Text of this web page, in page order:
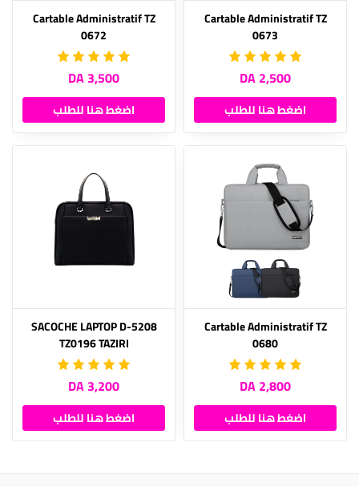
Cartable Administratif TZ
0673
2,500 DA
اضغط هنا للطلب
Cartable Administratif TZ
0672
3,500 DA
اضغط هنا للطلب
Cartable Administratif TZ
0680
2,800 DA
اضغط هنا للطلب
SACOCHE LAPTOP D-5208
TZ0196 TAZIRI
3,200 DA
اضغط هنا للطلب